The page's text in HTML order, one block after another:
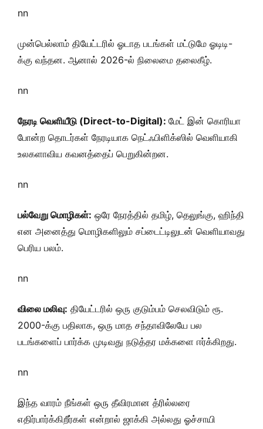
nn
முன்பெல்லாம் தியேட்டரில் ஓடாத படங்கள் மட்டுமே ஓடிடி-
க்கு வந்தன. ஆனால் 2026-ல் நிலைமை தலைகீழ்.
nn
நேரடி வெளியீடு (Direct-to-Digital): மேட் இன் கொரியா
போன்ற தொடர்கள் நேரடியாக நெட்ஃபிளிக்ஸில் வெளியாகி
உலகளாவிய கவனத்தைப் பெறுகின்றன.
nn
பல்வேறு மொழிகள்: ஒரே நேரத்தில் தமிழ், தெலுங்கு, ஹிந்தி
என அனைத்து மொழிகளிலும் சப்டைட்டிலுடன் வெளியாவது
பெரிய பலம்.
nn
விலை மலிவு: தியேட்டரில் ஒரு குடும்பம் செலவிடும் ரூ.
2000-க்கு பதிலாக, ஒரு மாத சந்தாவிலேயே பல
படங்களைப் பார்க்க முடிவது நடுத்தர மக்களை ஈர்க்கிறது.
nn
இந்த வாரம் நீங்கள் ஒரு தீவிரமான த்ரில்லரை
எதிர்பார்க்கிறீர்கள் என்றால் ஜாக்கி அல்லது ஓச்சாயி